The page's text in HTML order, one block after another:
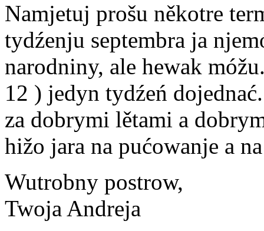
Namjetuj prošu někotre
tydźenju septembra ja
narodniny, ale hewak
12 ) jedyn tydźeń
za dobrymi lětami a
hižo jara na pućowanje a
Wutrobny postrow,
Twoja Andreja